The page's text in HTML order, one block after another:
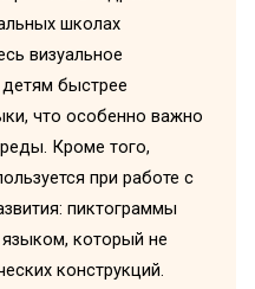
школах
визуальное
быстрее
что особенно важно
Кроме того,
при работе с
пиктограммы
который не
конструкций.